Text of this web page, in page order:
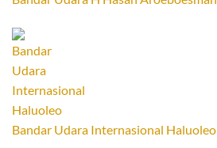
Bandar Udara Internasional Haluoleo